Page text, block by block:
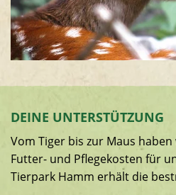
DEINE UNTERSTÜTZUNG
Vom Tiger bis zur Maus
Futter- und Pflegekosten für
Tierpark Hamm erhält die